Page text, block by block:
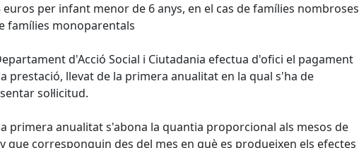
euros per infant menor de 6 anys, en el cas de famílies nombroses
famílies monoparentals
d'Acció Social i Ciutadania efectua d'ofici el pagament
prestació, llevat de la primera anualitat en la qual s'ha de
sol·licitud.
primera anualitat s'abona la quantia proporcional als mesos de
que corresponguin des del mes en què es produeixen els efectes